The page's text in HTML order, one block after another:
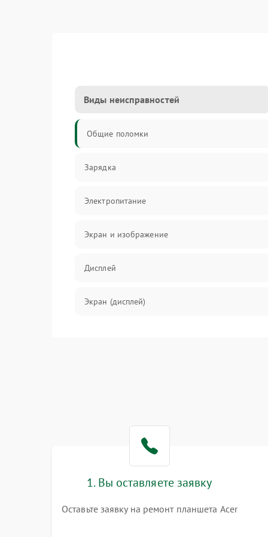
Виды неисправностей
Общие поломки
Зарядка
Электропитание
Экран и изображение
Дисплей
Экран (дисплей)
Влага и механические повреждения
Сеть и интернет
1. Вы оставляете заявку
Оставьте заявку на ремонт планшета Acer